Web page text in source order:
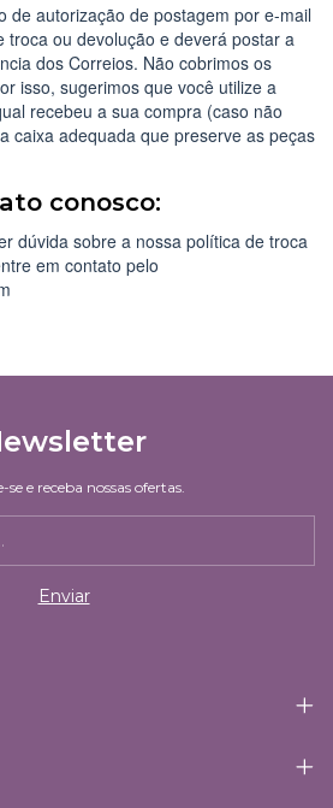
de autorização de postagem por e-mail
troca ou devolução e deverá postar a
dos Correios. Não cobrimos os
isso, sugerimos que você utilize a
recebeu a sua compra (caso não
caixa adequada que preserve as peças
conosco:
dúvida sobre a nossa política de troca
em contato pelo
se e receba nossas ofertas.